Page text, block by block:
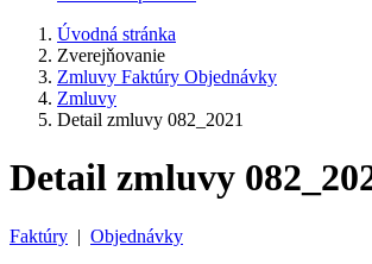
Úvodná stránka
Zverejňovanie
Zmluvy Faktúry Objednávky
Zmluvy
Detail zmluvy 082_2021
Detail zmluvy
Faktúry | Objednávky